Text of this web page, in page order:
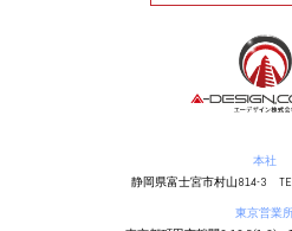
本社
静岡県富士宮市村山814-3
東京営業